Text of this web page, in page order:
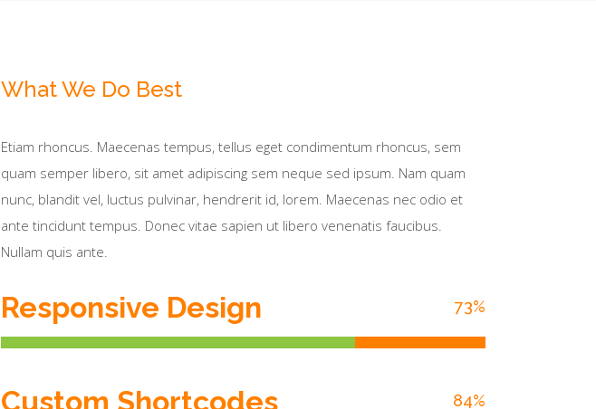
What We Do Best
Etiam rhoncus. Maecenas tempus, tellus eget condimentum rhoncus, sem
quam semper libero, sit amet adipiscing sem neque sed ipsum. Nam quam
nunc, blandit vel, luctus pulvinar, hendrerit id, lorem. Maecenas nec odio et
ante tincidunt tempus. Donec vitae sapien ut libero venenatis faucibus.
Nullam quis ante.
Responsive Design 73%
Custom Shortcodes 84%